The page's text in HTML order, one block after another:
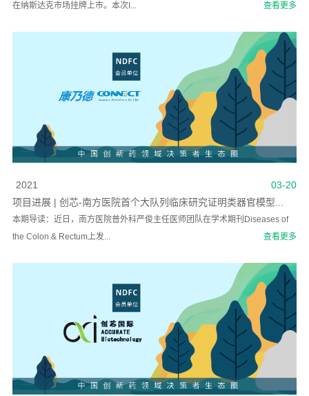
在纳斯达克市场挂牌上市。本次I...
查看更多
03-20
2021
项目进展 | 创芯-南方医院首个大队列临床研究证明类器官模型...
本期导读：近日，南方医院普外科严俊主任医师团队在学术期刊Diseases of
the Colon & Rectum上发...
查看更多